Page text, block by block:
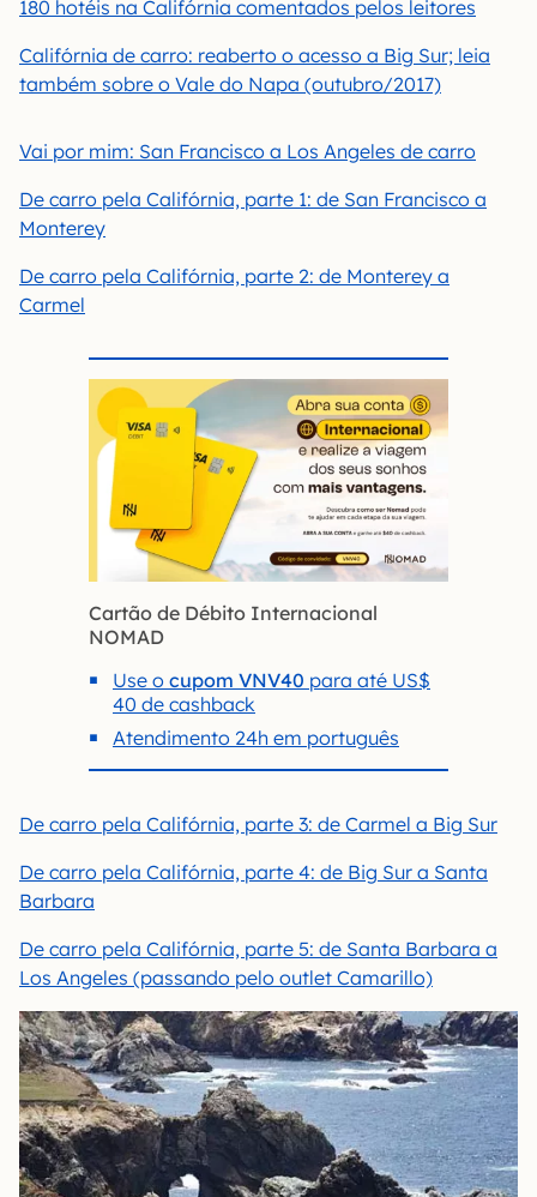
180 hotéis na Califórnia comentados pelos leitores
Califórnia de carro: reaberto o acesso a Big Sur; leia
também sobre o Vale do Napa (outubro/2017)
Vai por mim: San Francisco a Los Angeles de carro
De carro pela Califórnia, parte 1: de San Francisco a
Monterey
De carro pela Califórnia, parte 2: de Monterey a
Carmel
Cartão de Débito Internacional
NOMAD
Use o cupom VNV40 para até US$
40 de cashback
Atendimento 24h em português
De carro pela Califórnia, parte 3: de Carmel a Big Sur
De carro pela Califórnia, parte 4: de Big Sur a Santa
Barbara
De carro pela Califórnia, parte 5: de Santa Barbara a
Los Angeles (passando pelo outlet Camarillo)